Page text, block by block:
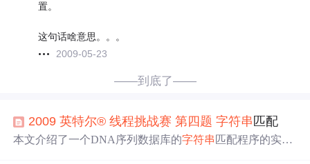
置。
这句话啥意思。。。
2009-05-23
——到底了——
2009 英特尔® 线程挑战赛 第四 题 字符串 匹配
本文介绍了一个DNA序列数据库的字符串 匹配程序的实现